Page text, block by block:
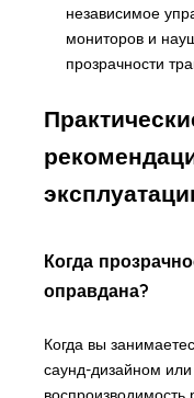
независимое
мониторов и
прозрачности
Когда
оправдана?
Когда вы
саунд-дизайном